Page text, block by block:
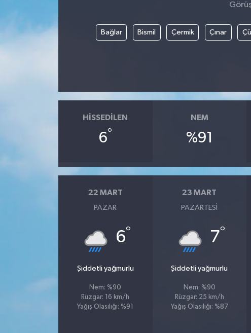
Bağlar Bismil Çermik Çınar
HISSEDILEN
6°
NEM
%91
22 MART
PAZAR
6°
Şiddetli yağmurlu
Nem: %90
Rüzgar: 16 km/h
Yağış Olasılığı: %91
23 MART
PAZARTESI
7°
Şiddetli yağmurlu
Nem: %90
Rüzgar: 25 km/h
Yağış Olasılığı: %87